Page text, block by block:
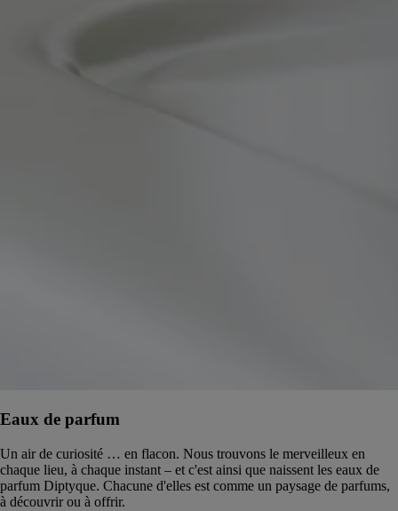
Eaux de parfum
Un air de curiosité … en flacon. Nous trouvons le merveilleux en
chaque lieu, à chaque instant – et c'est ainsi que naissent les eaux de
parfum Diptyque. Chacune d'elles est comme un paysage de parfums,
à découvrir ou à offrir.